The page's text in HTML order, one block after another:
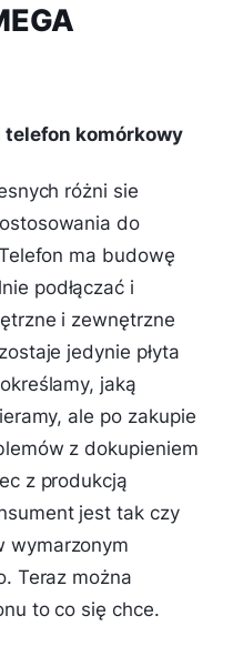
komórkowy
różni sie
do
ma budowę
podłączać i
i zewnętrzne
jedynie płyta
jaką
ale po zakupie
z dokupieniem
z produkcją
jest tak czy
wymarzonym
Teraz można
to co się chce.